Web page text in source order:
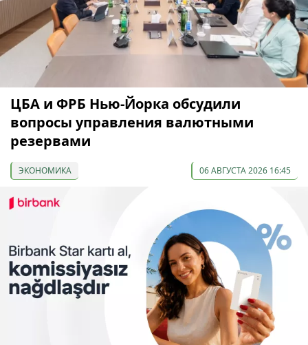
ЦБА и ФРБ Нью-Йорка обсудили
вопросы управления валютными
резервами
ЭКОНОМИКА 06 АВГУСТА 2026 16:45